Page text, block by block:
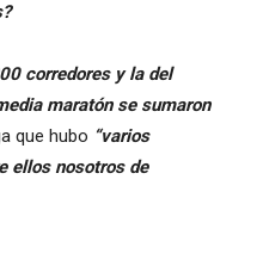
corredores y la del
maratón se sumaron
que hubo “varios
ellos nosotros de